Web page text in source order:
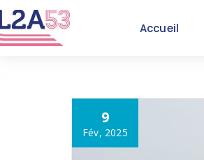
Accueil
9
Fév, 2025